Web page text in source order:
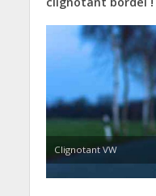
Clignotant VW